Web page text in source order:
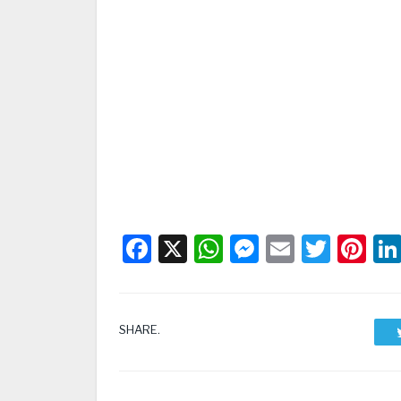
Facebook
X WhatsApp
Messenger
Email
SHARE.